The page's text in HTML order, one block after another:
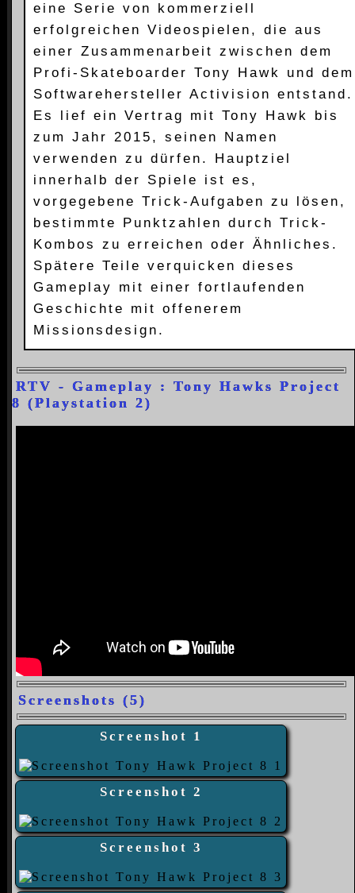
eine Serie von kommerziell
erfolgreichen Videospielen, die aus
einer Zusammenarbeit zwischen dem
Profi-Skateboarder Tony Hawk und dem
Softwarehersteller Activision entstand.
Es lief ein Vertrag mit Tony Hawk bis
zum Jahr 2015, seinen Namen
verwenden zu dürfen. Hauptziel
innerhalb der Spiele ist es,
vorgegebene Trick-Aufgaben zu lösen,
bestimmte Punktzahlen durch Trick-
Kombos zu erreichen oder Ähnliches.
Spätere Teile verquicken dieses
Gameplay mit einer fortlaufenden
Geschichte mit offenerem
Missionsdesign.
RTV - Gameplay : Tony Hawks Project
8 (Playstation 2)
Screenshots (5)
Screenshot 1
Screenshot 2
Screenshot 3